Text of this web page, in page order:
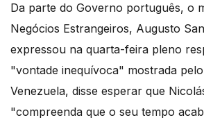
Da parte do Governo português, o
Negócios Estrangeiros, Augusto
expressou na quarta-feira pleno
"vontade inequívoca" mostrada
Venezuela, disse esperar que
"compreenda que o seu tempo